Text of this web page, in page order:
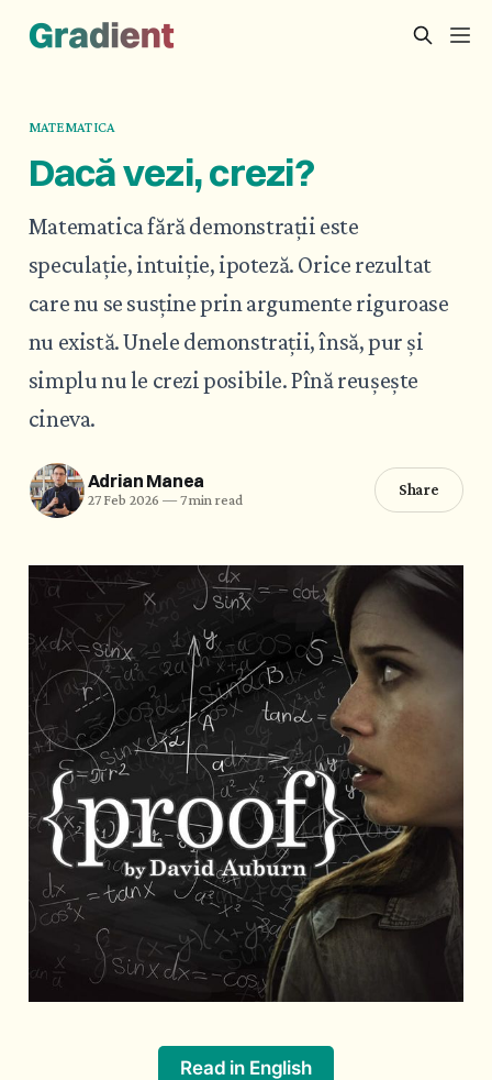
MATEMATICA
Dacă vezi, crezi?
Matematica fără demonstrații este
speculație, intuiție, ipoteză. Orice rezultat
care nu se susține prin argumente riguroase
nu există. Unele demonstrații, însă, pur și
simplu nu le crezi posibile. Pînă reușește
cineva.
Adrian Manea
27 Feb 2026 —7 min read
Share
Read in English